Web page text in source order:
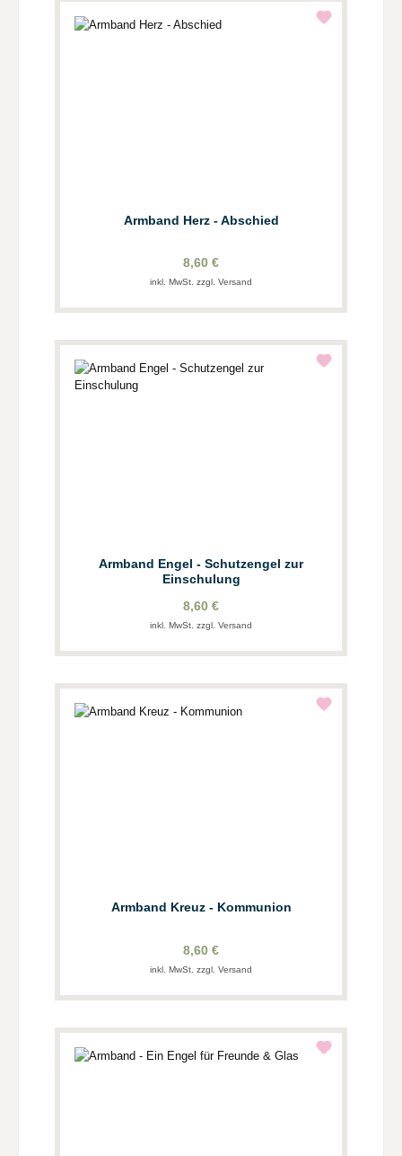
Armband Herz - Abschied
8,60 €
inkl. MwSt. zzgl. Versand
Armband Engel - Schutzengel zur
Einschulung
8,60 €
inkl. MwSt. zzgl. Versand
Armband Kreuz - Kommunion
8,60 €
inkl. MwSt. zzgl. Versand